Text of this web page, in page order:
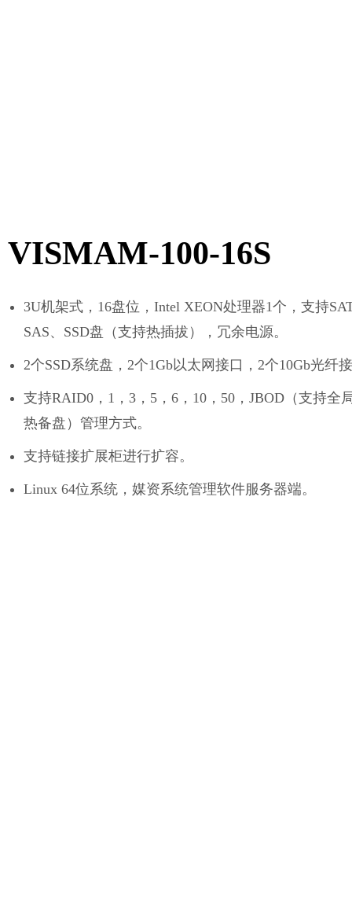
VISMAM-100-16S
3U机架式，16盘位，Intel XEON处理器1个，支持
SAS、SSD盘（支持热插拔），冗余电源。
2个SSD系统盘，2个1Gb以太网接口，2个10Gb光纤
支持RAID0，1，3，5，6，10，50，JBOD（支持全
热备盘）管理方式。
支持链接扩展柜进行扩容。
Linux 64位系统，媒资系统管理软件服务器端。